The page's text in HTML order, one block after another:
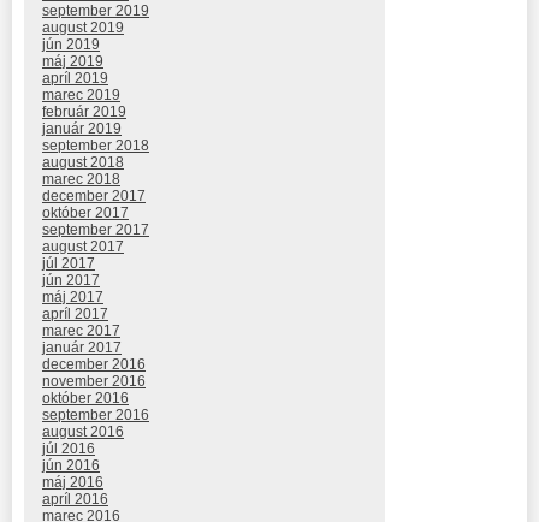
september 2019
august 2019
jún 2019
máj 2019
apríl 2019
marec 2019
február 2019
január 2019
september 2018
august 2018
marec 2018
december 2017
október 2017
september 2017
august 2017
júl 2017
jún 2017
máj 2017
apríl 2017
marec 2017
január 2017
december 2016
november 2016
október 2016
september 2016
august 2016
júl 2016
jún 2016
máj 2016
apríl 2016
marec 2016